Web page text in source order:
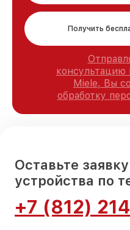
Получить
консультацию
Miele, Вы
обработку
Оставьте
устройства по
+7 (812)